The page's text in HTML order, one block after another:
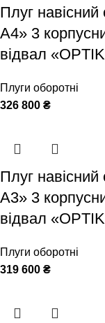
Плуг
А4» 3
відвал
Плуги оборотні
326 800 ₴
Плуг
А3» 3
відвал
Плуги оборотні
319 600 ₴